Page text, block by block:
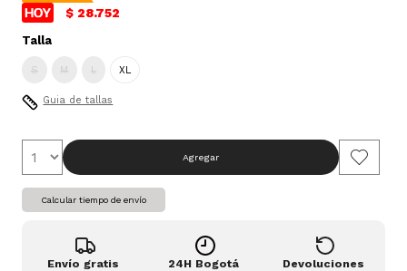
$ 28.752
Talla
S M L XL
Guia de tallas
Agregar
Calcular tiempo de envío
Envío gratis 24H Bogotá Devoluciones